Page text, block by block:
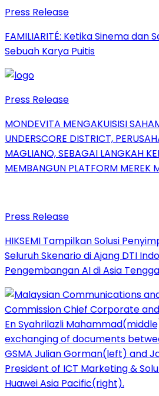
Press Release
FAMILIARITÉ: Ketika Sinema
Sebuah Karya Puitis
Press Release
MONDEVITA MENGAKUISISI
UNDERSCORE DISTRICT,
MAGLIANO, SEBAGAI LANGKAH
MEMBANGUN PLATFORM MEREK
Press Release
HIKSEMI Tampilkan Solusi
Seluruh Skenario di Ajang DTI
Pengembangan AI di Asia